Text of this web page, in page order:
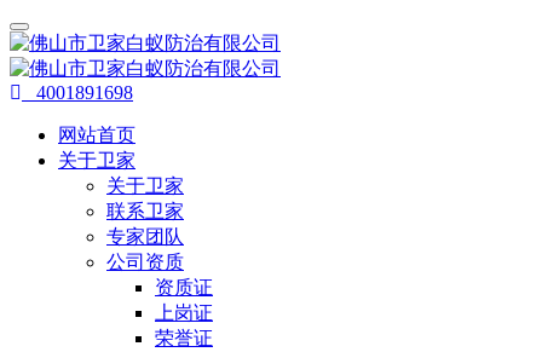
4001891698
网站首页
关于卫家
关于卫家
联系卫家
专家团队
公司资质
资质证
上岗证
荣誉证